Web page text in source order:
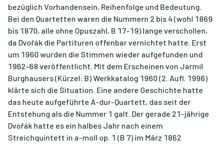
bezüglich Vorhandensein, Reihenfolge und Bedeutung.
Bei den Quartetten waren die Nummern 2 bis 4 (wohl 1869
bis 1870, alle ohne Opuszahl, B 17-19) lange verschollen,
da Dvořák die Partituren offenbar vernichtet hatte. Erst
um 1960 wurden die Stimmen wieder aufgefunden und
1962-68 veröffentlicht. Mit dem Erscheinen von Jarmil
Burghausers (Kürzel: B) Werkkatalog 1960 (2. Aufl. 1996)
klärte sich die Situation. Eine andere Geschichte hatte
das heute aufgeführte A-dur-Quartett, das seit der
Entstehung als die Nummer 1 galt. Der gerade 21-jährige
Dvořák hatte es ein halbes Jahr nach einem
Streichquintett in a-moll op. 1 (B 7) im März 1862